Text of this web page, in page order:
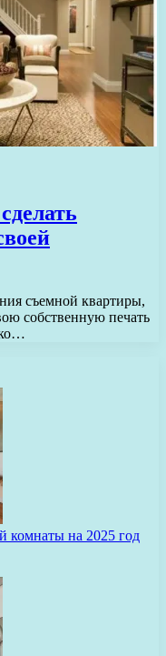
съемной квартиры,
собственную печать
комнаты на 2025 год